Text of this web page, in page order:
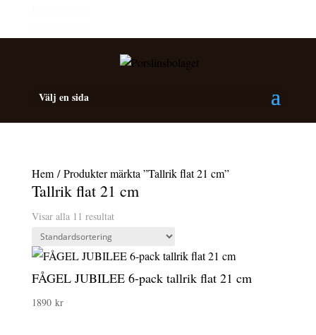
Välj en sida
Hem/ Produkter märkta ”Tallrik flat 21 cm”
Tallrik flat 21 cm
Visar alla 11 resultat
FÅGEL JUBILEE 6-pack tallrik flat 21 cm
1890 kr